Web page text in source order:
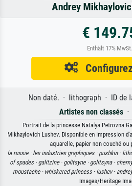
Andrey
€
Enthält 17% MwSt.
Non daté. · lithograph · ID de
Artistes non classés·
Portrait de la princesse Natalya Petrovna
Mikhaylovich Lushev. Disponible en impression
aquarelle, papier non couché ou
la russie · les industries graphiques · pushkin ·
of spades · galitzine · golitsyne · golitsyna ·
moustache · whiskered princess · lushev ·
Images/Heritage